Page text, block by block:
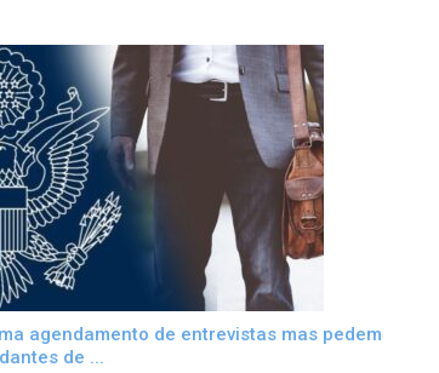
agendamento de entrevistas mas pedem
de ...